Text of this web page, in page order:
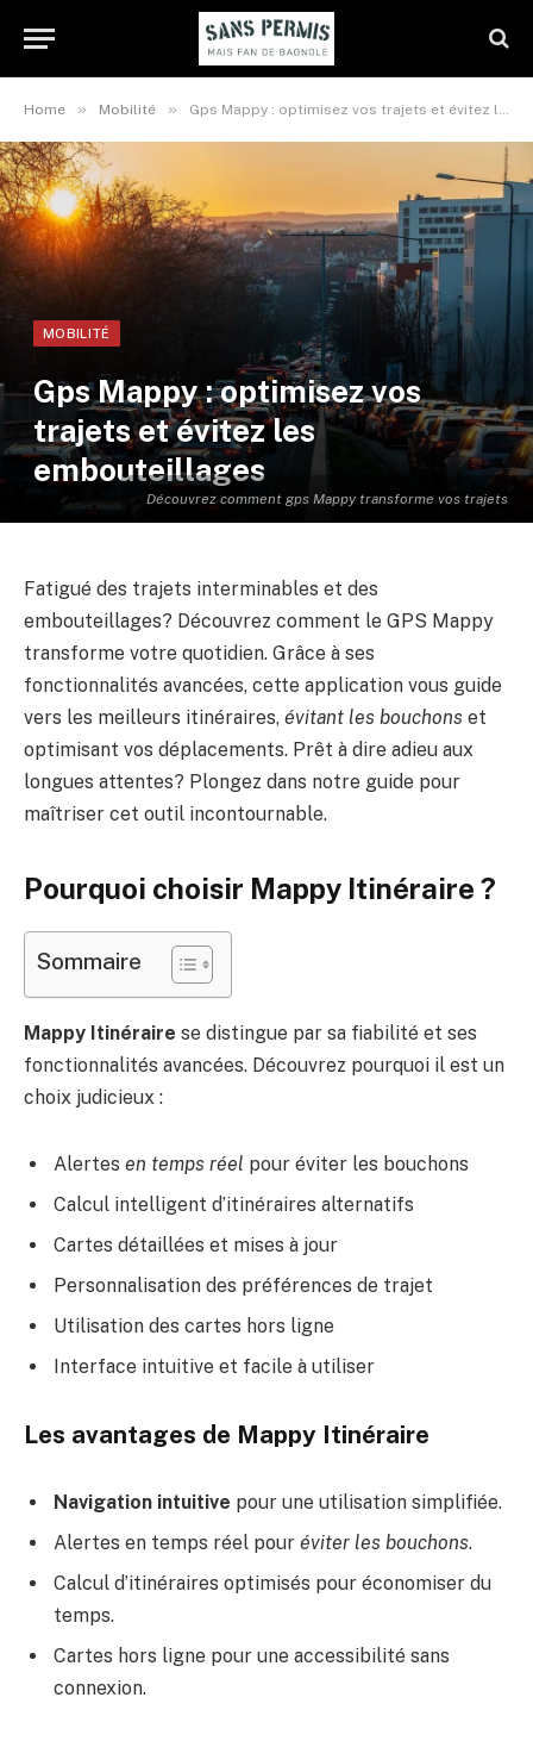
Home » Mobilité » Gps Mappy : optimisez vos trajets et évitez les embouteillages
Découvrez comment gps Mappy transforme vos trajets
MOBILITÉ
Gps Mappy : optimisez vos
trajets et évitez les
embouteillages
Fatigué des trajets interminables et des
embouteillages? Découvrez comment le GPS Mappy
transforme votre quotidien. Grâce à ses
fonctionnalités avancées, cette application vous guide
vers les meilleurs itinéraires, évitant les bouchons et
optimisant vos déplacements. Prêt à dire adieu aux
longues attentes? Plongez dans notre guide pour
maîtriser cet outil incontournable.
Pourquoi choisir Mappy Itinéraire ?
Sommaire
Mappy Itinéraire se distingue par sa fiabilité et ses
fonctionnalités avancées. Découvrez pourquoi il est un
choix judicieux :
Alertes en temps réel pour éviter les bouchons
Calcul intelligent d’itinéraires alternatifs
Cartes détaillées et mises à jour
Personnalisation des préférences de trajet
Utilisation des cartes hors ligne
Interface intuitive et facile à utiliser
Les avantages de Mappy Itinéraire
Navigation intuitive pour une utilisation simplifiée.
Alertes en temps réel pour éviter les bouchons.
Calcul d’itinéraires optimisés pour économiser du
temps.
Cartes hors ligne pour une accessibilité sans
connexion.